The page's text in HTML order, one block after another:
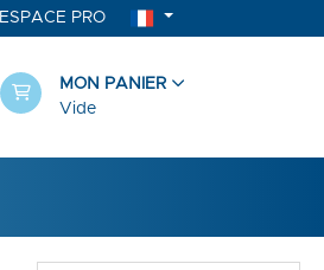
ESPACE PRO
MON PANIER
Vide